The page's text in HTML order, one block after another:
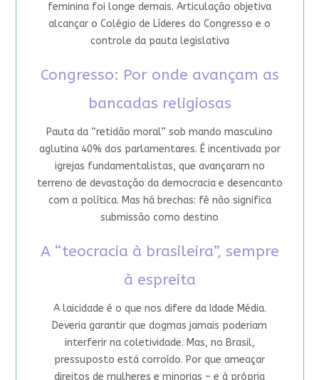
feminina foi longe demais. Articulação objetiva
alcançar o Colégio de Líderes do Congresso e o
controle da pauta legislativa
Congresso: Por onde avançam as
bancadas religiosas
Pauta da “retidão moral” sob mando masculino
aglutina 40% dos parlamentares. É incentivada por
igrejas fundamentalistas, que avançaram no
terreno de devastação da democracia e desencanto
com a política. Mas há brechas: fé não significa
submissão como destino
A “teocracia à brasileira”, sempre
à espreita
A laicidade é o que nos difere da Idade Média.
Deveria garantir que dogmas jamais poderiam
interferir na coletividade. Mas, no Brasil,
pressuposto está corroído. Por que ameaçar
direitos de mulheres e minorias – e à própria